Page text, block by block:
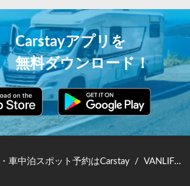
Carstayアプリを
無料ダウンロード！
車中泊スポット予約はCarstay / VANLIFE JAPAN TOP